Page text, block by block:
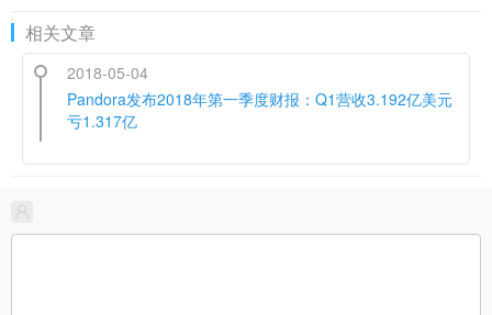
相关文章
2018-05-04
Pandora发布2018年第一季度财报：Q1营收3.192亿美元
亏1.317亿